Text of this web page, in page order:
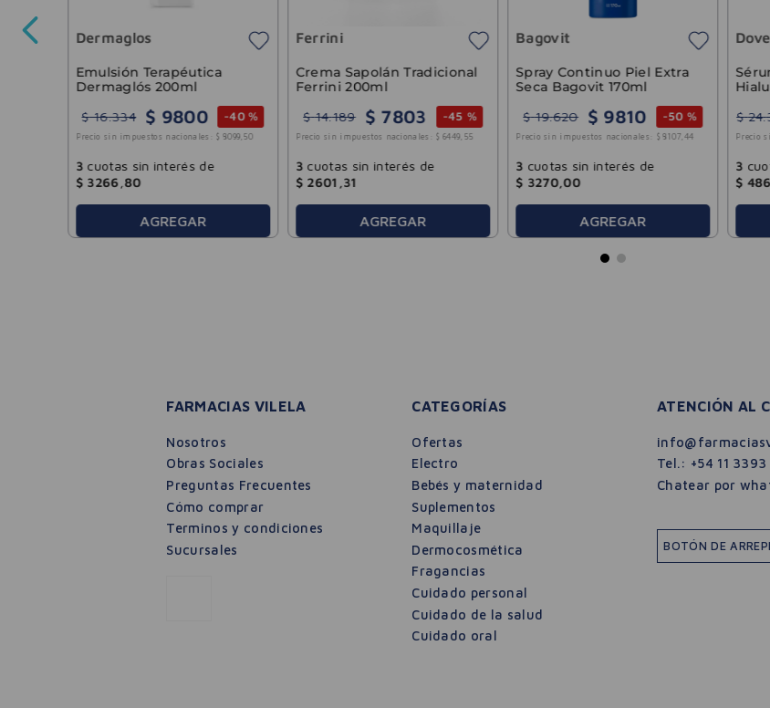
Dermaglos
Emulsión Terapéutica
Dermaglós 200ml
$ 16.334 $ 9800 -40 %
Precio sin impuestos nacionales: $ 8099 50
3 cuotas sin interés de
$ 3266 ,80
AGREGAR
Ferrini
Crema Sapolán Tradicional
Ferrini 200ml
$ 14.189 $ 7803 -45 %
Precio sin impuestos nacionales: $ 6449 55
3 cuotas sin interés de
$ 2601 31
AGREGAR
Bagovit
Spray Continuo Piel Extra
Seca Bagovit 170ml
$ 19.620 $ 9810 -50 %
Precio sin impuestos nacionales: $ 8107 ,44
3 cuotas sin interés de
$ 3270,00
AGREGAR
Dove
$ 24.
Precio
3
$
FARMACIAS VILELA
Nosotros
Obras Sociales
Preguntas Frecuentes
Cómo comprar
Terminos y condiciones
Sucursales
CATEGORÍAS
Ofertas
Electro
Bebés y maternidad
Suplementos
Maquillaje
Dermocosmética
Fragancias
Cuidado personal
Cuidado de la salud
Cuidado oral
ATENCIÓN AL
Tel.: +54 11
Chatear por
BOTÓN DE